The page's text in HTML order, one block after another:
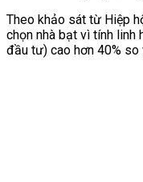
Theo khảo sát từ Hiệp
chọn nhà bạt vì tính linh
đầu tư) cao hơn 40% so